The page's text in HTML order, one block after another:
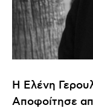
Η Ελένη
Αποφοίτησε